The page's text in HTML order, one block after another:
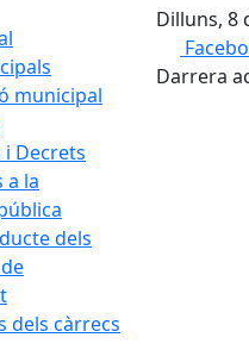
municipal
i Decrets
a la
dels
dels càrrecs
Dilluns, 8
Darrera